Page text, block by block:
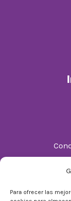
Para ofrecer las